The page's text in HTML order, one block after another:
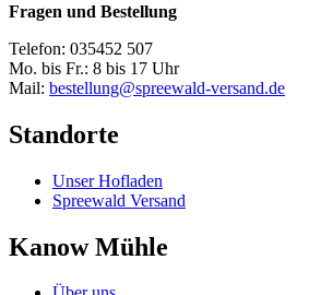
Fragen und Bestellung
Telefon: 035452 507
Mo. bis Fr.: 8 bis 17 Uhr
Mail: bestellung@spreewald-versand.de
Standorte
Unser Hofladen
Spreewald Versand
Kanow Mühle